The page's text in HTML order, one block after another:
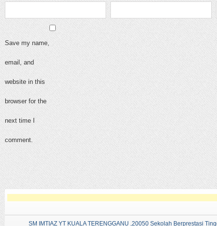
Save my name,
email, and
website in this
browser for the
next time I
comment.
SM IMTIAZ YT KUALA TERENGGANU ,20050 Sekolah Berprestasi